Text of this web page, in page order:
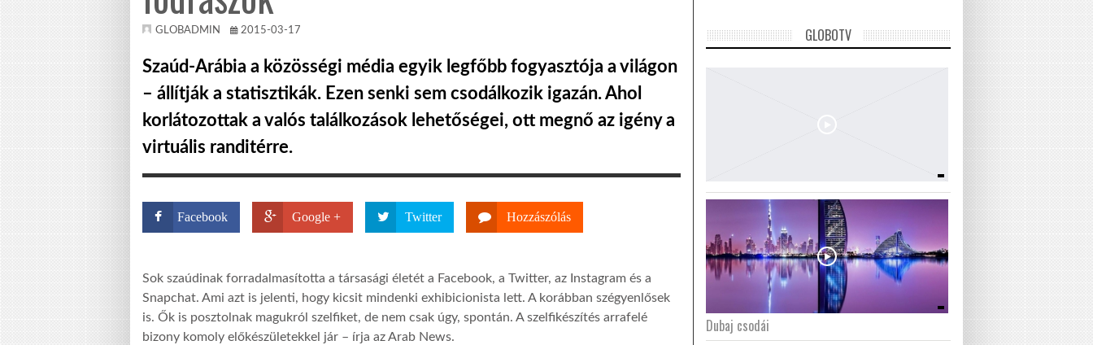
GLOBADMIN 2015-03-17
Szaúd-Arábia a közösségi média egyik legfőbb fogyasztója a világon
– állítják a statisztikák. Ezen senki sem csodálkozik igazán. Ahol
korlátozottak a valós találkozások lehetőségei, ott megnő az igény a
virtuális randitérre.
Facebook Google + Twitter Hozzászólás
Sok szaúdinak forradalmasította a társasági életét a Facebook, a Twitter, az Instagram és a
Snapchat. Ami azt is jelenti, hogy kicsit mindenki exhibicionista lett. A korábban szégyenlősek
is. Ők is posztolnak magukról szelfiket, de nem csak úgy, spontán. A szelfikészítés arrafelé
bizony komoly előkészületekkel jár – írja az Arab News.
GLOBOTV
Dubaj csodái